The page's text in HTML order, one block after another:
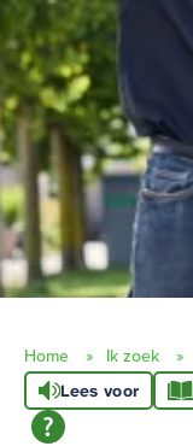
Home Ik zoek
Lees voor